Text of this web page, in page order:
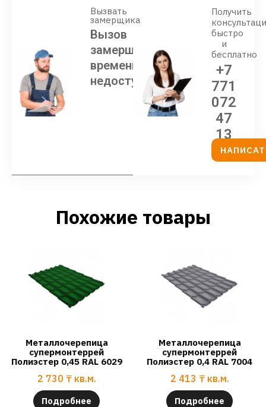
Вызвать
замерщика
Вызов
замерщика
временно
недоступен
Получить
быстро
и
бесплатно
+7
771
072
47
13
Похожие товары
Металлочерепица
супермонтеррей
Полиэстер 0,45 RAL 6029
2 730 ₸ кв.м.
Подробнее
Металлочерепица
супермонтеррей
Полиэстер 0,4 RAL 7004
2 413 ₸ кв.м.
Подробнее